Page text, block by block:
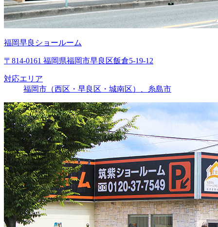
福岡早良ショールーム
〒814-0161 福岡県福岡市早良区飯倉5-19-12
対応エリア
福岡市（西区・早良区・城南区）、糸島市